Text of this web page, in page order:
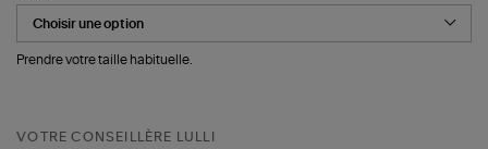
Prendre votre taille habituelle.
VOTRE CONSEILLÈRE LULLI